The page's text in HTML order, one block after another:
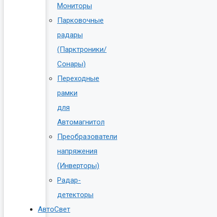
Мониторы
Парковочные
радары
(Парктроники/
Сонары)
Переходные
рамки
для
Автомагнитол
Преобразователи
напряжения
(Инверторы)
Радар-
детекторы
АвтоСвет